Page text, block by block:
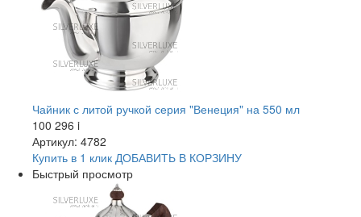
Чайник с литой ручкой серия "Венеция" на 550 мл
100 296 i
Артикул: 4782
Купить в 1 клик ДОБАВИТЬ В КОРЗИНУ
Быстрый просмотр